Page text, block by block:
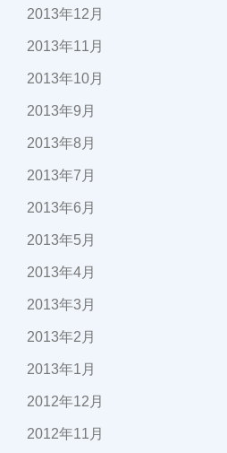
2013年12月
2013年11月
2013年10月
2013年9月
2013年8月
2013年7月
2013年6月
2013年5月
2013年4月
2013年3月
2013年2月
2013年1月
2012年12月
2012年11月